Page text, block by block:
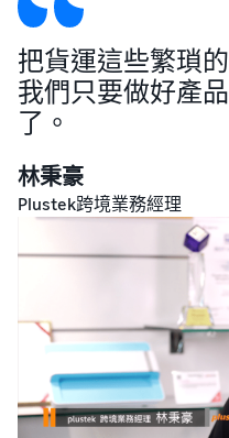
把貨運這些繁瑣
我們只要做好產
了。
林秉豪
Plustek跨境業務經理